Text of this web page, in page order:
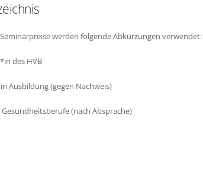
werden folgende Abkürzungen verwendet:
des HVB
Ausbildung (gegen Nachweis)
Gesundheitsberufe (nach Absprache)